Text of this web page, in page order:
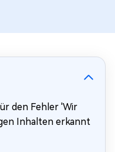
den Fehler 'Wir
Inhalten erkannt